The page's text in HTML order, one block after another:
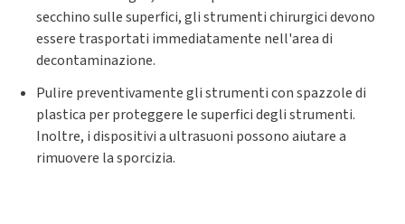
secchino sulle superfici, gli strumenti chirurgici devono
essere trasportati immediatamente nell'area di
decontaminazione.
Pulire preventivamente gli strumenti con spazzole di
plastica per proteggere le superfici degli strumenti.
Inoltre, i dispositivi a ultrasuoni possono aiutare a
rimuovere la sporcizia.